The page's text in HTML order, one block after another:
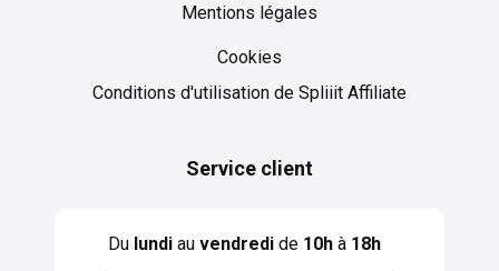
Mentions légales
Cookies
Conditions d'utilisation de Spliiit Affiliate
Service client
Du lundiau vendredide 10hà 18h